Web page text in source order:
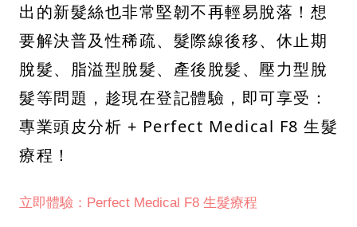
出的新髮絲也非常堅韌不再輕易脫落！想
要解決普及性稀疏、髮際線後移、休止期
脫髮、脂溢型脫髮、產後脫髮、壓力型脫
髮等問題，趁現在登記體驗，即可享受：
專業頭皮分析 + Perfect Medical F8 生髮
療程！
立即體驗：Perfect Medical F8 生髮療程